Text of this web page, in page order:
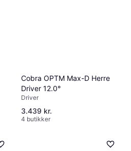
Cobra OPTM Max-D Herre
Driver 12.0°
Driver
3.439 kr.
4 butikker